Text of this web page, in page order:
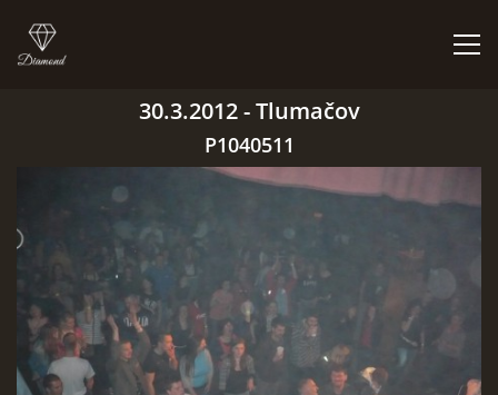
BIGBÍTY A VYSTOUPENÍ
ORCHESTR V PLNÉ SÍLE
CO HRAJEM | NEHRAJEM
30.3.2012 - Tlumačov
P1040511